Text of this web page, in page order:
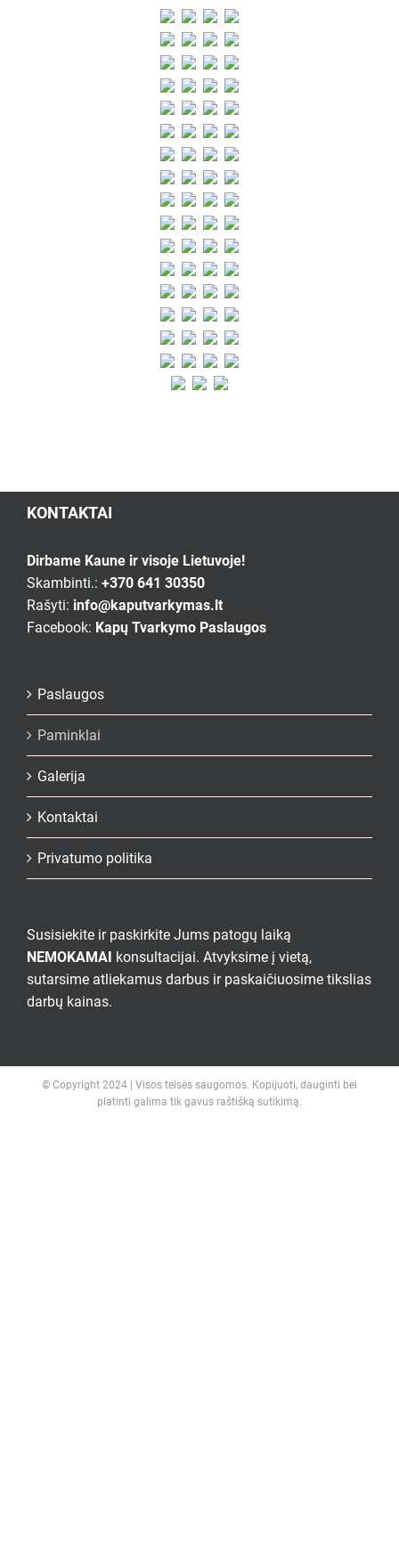
KONTAKTAI
Dirbame Kaune ir visoje Lietuvoje!
Skambinti.: +370 641 30350
Rašyti: info@kaputvarkymas.lt
Facebook: Kapų Tvarkymo Paslaugos
Paslaugos
Paminklai
Galerija
Kontaktai
Privatumo politika
Susisiekite ir paskirkite Jums patogų laiką
NEMOKAMAI konsultacijai. Atvyksime į vietą,
sutarsime atliekamus darbus ir paskaičiuosime tikslias
darbų kainas.
© Copyright 2024 | Visos teisės saugomos. Kopijuoti, dauginti bei
platinti galima tik gavus raštišką sutikimą.